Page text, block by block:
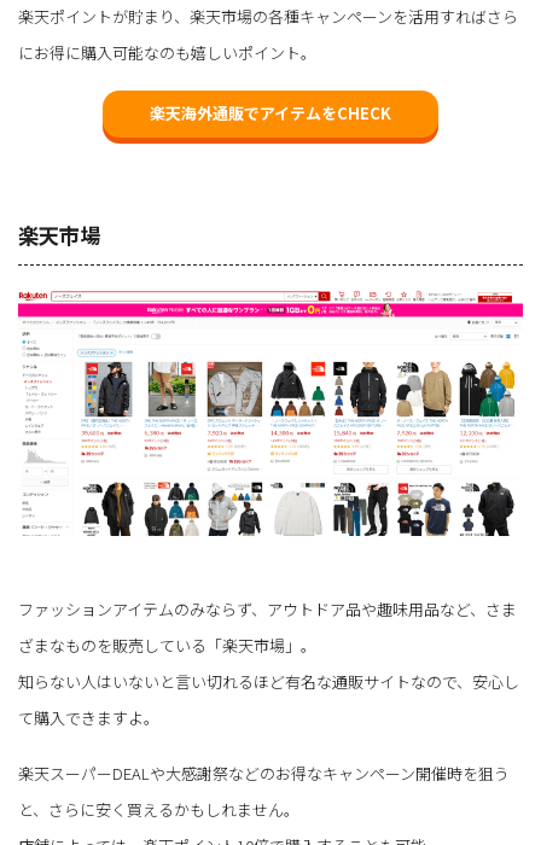
楽天ポイントが貯まり、楽天市場の各種キャンペーンを活用すればさら
にお得に購入可能なのも嬉しいポイント。
楽天海外通販でアイテムをCHECK
楽天市場
ファッションアイテムのみならず、アウトドア品や趣味用品など、さま
ざまなものを販売している「楽天市場」。
知らない人はいないと言い切れるほど有名な通販サイトなので、安心し
て購入できますよ。
楽天スーパーDEALや大感謝祭などのお得なキャンペーン開催時を狙う
と、さらに安く買えるかもしれません。